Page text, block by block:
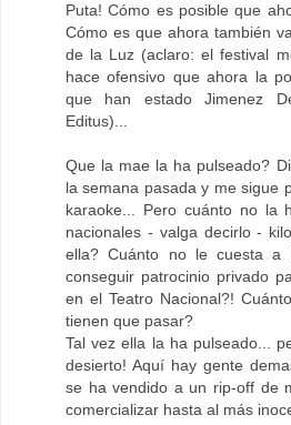
Puta! Cómo es posible que
Cómo es que ahora también
de la Luz (aclaro: el festival
hace ofensivo que ahora la
que han estado Jimenez
Editus)...
Que la mae la ha pulseado?
la semana pasada y me sigue
karaoke... Pero cuánto no la
nacionales - valga decirlo -
ella? Cuánto no le cuesta a
conseguir patrocinio privado
en el Teatro Nacional?!
tienen que pasar?
Tal vez ella la ha pulseado...
desierto! Aquí hay gente
se ha vendido a un rip-off de
comercializar hasta al más